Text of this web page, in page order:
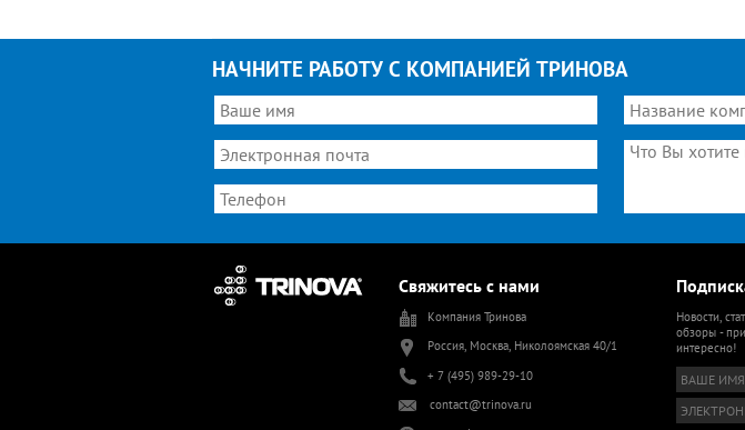
НАЧНИТЕ РАБОТУ С КОМПАНИЕЙ ТРИНОВА
Свяжитесь с нами
Компания Тринова
Россия, Москва, Николоямская 40/1
+ 7 (495) 989-29-10
contact@trinova.ru
Новости,
обзоры -
интересно!